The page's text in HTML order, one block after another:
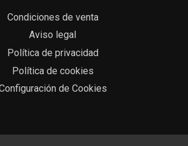
Condiciones de venta
Aviso legal
Política de privacidad
Política de cookies
de Cookies